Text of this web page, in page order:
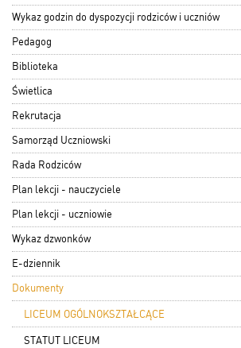
Wykaz godzin do dyspozycji rodziców i uczniów
Pedagog
Biblioteka
Świetlica
Rekrutacja
Samorząd Uczniowski
Rada Rodziców
Plan lekcji - nauczyciele
Plan lekcji - uczniowie
Wykaz dzwonków
E-dziennik
Dokumenty
LICEUM OGÓLNOKSZTAŁCĄCE
STATUT LICEUM